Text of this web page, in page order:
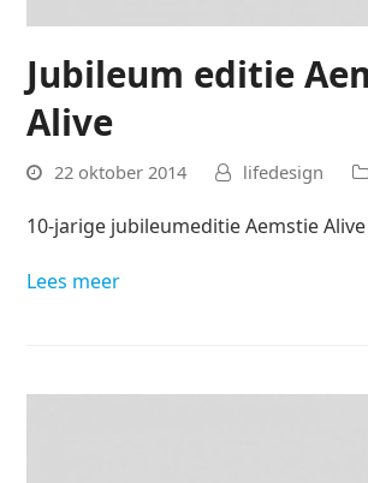
Jubileum editie
Alive
22 oktober 2014 lifedesign
10-jarige jubileumeditie Aemstie Alive
Lees meer